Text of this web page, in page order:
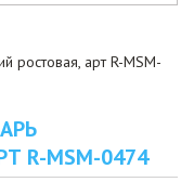
ростовая, арт R-MSM-
R-MSM-0474